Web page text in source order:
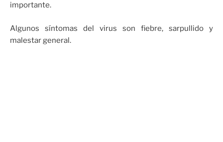
importante.
Algunos síntomas del virus son fiebre, sarpullido y
malestar general.